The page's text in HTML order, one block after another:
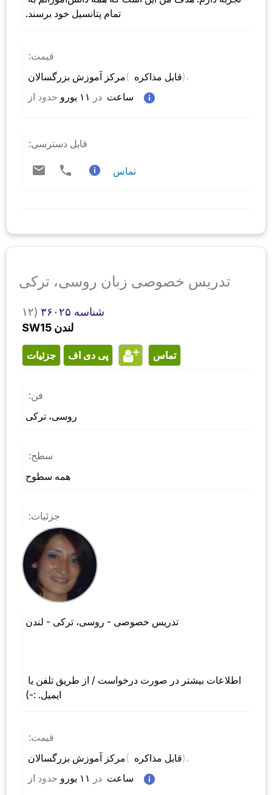
تمام پتانسیل خود برسند.
قیمت:
مرکز آموزش بزرگسالان ( قابل مذاکره )،
از حدود در ساعت
قابل دسترسی:
تماس
تدریس خصوصی زبان روسی، ترکی
۱۲)
شناسه ۳۶۰۲۵
SW15 لندن
جزئیات پی دی اف تماس
فن:
روسی، ترکی
سطح:
همه سطوح
جزئیات:
ایمیل. :-)
قیمت:
مرکز آموزش بزرگسالان ( قابل مذاکره )،
از حدود در ساعت